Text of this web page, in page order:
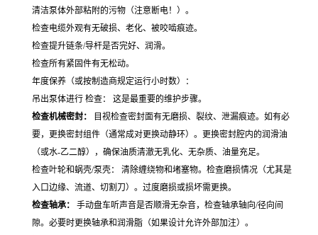
清洁泵体外部粘附的污物（注意断电！）。
检查电缆外观有无破损、老化、被咬啮痕迹。
检查提升链条/导杆是否完好、润滑。
检查所有紧固件有无松动。
年度保养（或按制造商规定运行小时数）：
吊出泵体进行 检查： 这是最重要的维护步骤。
检查机械密封：
目视检查密封面有无磨损、裂纹、泄漏痕迹。如有必
要，更换密封组件（通常成对更换动静环）。更换密封腔内的润滑油
（或水-乙二醇），确保油质清澈无乳化、无杂质、油量充足。
检查叶轮和蜗壳/泵壳： 清除缠绕物和堵塞物。检查磨损情况（尤其是
入口边缘、流道、切割刀）。过度磨损或损坏需更换。
检查轴承： 手动盘车听声音是否顺滑无杂音，检查轴承轴向/径向间
隙。必要时更换轴承和润滑脂（如果设计允许外部加注）。